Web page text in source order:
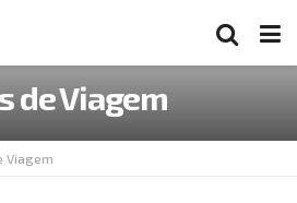
de Viagem
Viagem